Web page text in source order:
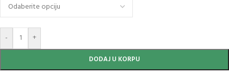
- +
DODAJ U KORPU